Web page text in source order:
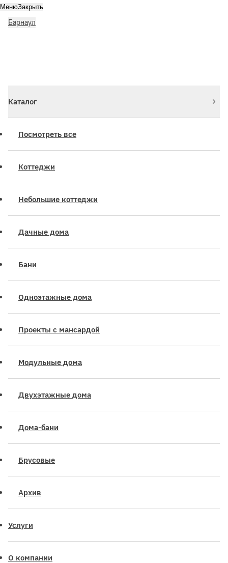
Барнаул
МенюЗакрыть
Каталог
Посмотреть все
Коттеджи
Небольшие коттеджи
Дачные дома
Бани
Одноэтажные дома
Проекты с мансардой
Модульные дома
Двухэтажные дома
Дома-бани
Брусовые
Архив
Услуги
О компании